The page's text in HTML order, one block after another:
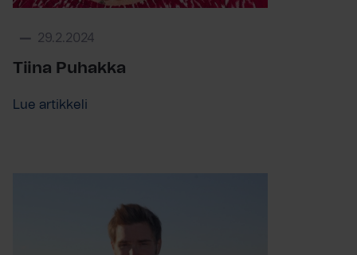
29.2.2024
Tiina Puhakka
Lue artikkeli